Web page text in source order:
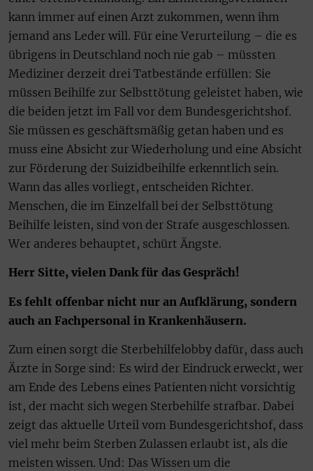
kann immer auf einen Arzt zukommen, wenn ihm
jemand ans Leder will. Für eine Verurteilung – die es
übrigens in Deutschland noch nie gab – müssten
Mediziner derzeit drei Tatbestände erfüllen: Sie
müssen Beihilfe zur Selbsttötung geleistet haben, wie
die beiden jetzt im Fall vor dem Bundesgerichtshof.
Sie müssen es geschäftsmäßig getan haben und es
muss eine Absicht zur Wiederholung und eine Absicht
zur Förderung der Suizidbeihilfe erkenntlich sein.
Wann das alles vorliegt, entscheiden Richter.
Menschen, die im Einzelfall bei der Selbsttötung
Beihilfe leisten, sind von der Strafe ausgeschlossen.
Wer anderes behauptet, schürt Ängste.
Herr Sitte, vielen Dank für das Gespräch!
Es fehlt offenbar nicht nur an Aufklärung, sondern
auch an Fachpersonal in Krankenhäusern.
Zum einen sorgt die Sterbehilfelobby dafür, dass auch
Ärzte in Sorge sind: Es wird der Eindruck erweckt, wer
am Ende des Lebens eines Patienten nicht vorsichtig
ist, der macht sich wegen Sterbehilfe strafbar. Dabei
zeigt das aktuelle Urteil vom Bundesgerichtshof, dass
viel mehr beim Sterben Zulassen erlaubt ist, als die
meisten wissen. Und: Das Wissen um die